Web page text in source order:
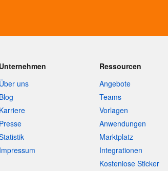
Unternehmen
Über uns
Blog
Karriere
Presse
Impressum
Ressourcen
Angebote
Teams
Vorlagen
Anwendungen
Marktplatz
Integrationen
Kostenlose Sticker